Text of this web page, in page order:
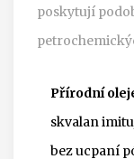
poskytují
Přírodní
skvalan
bez ucpaní